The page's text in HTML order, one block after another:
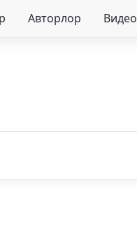
Авторлор Видео